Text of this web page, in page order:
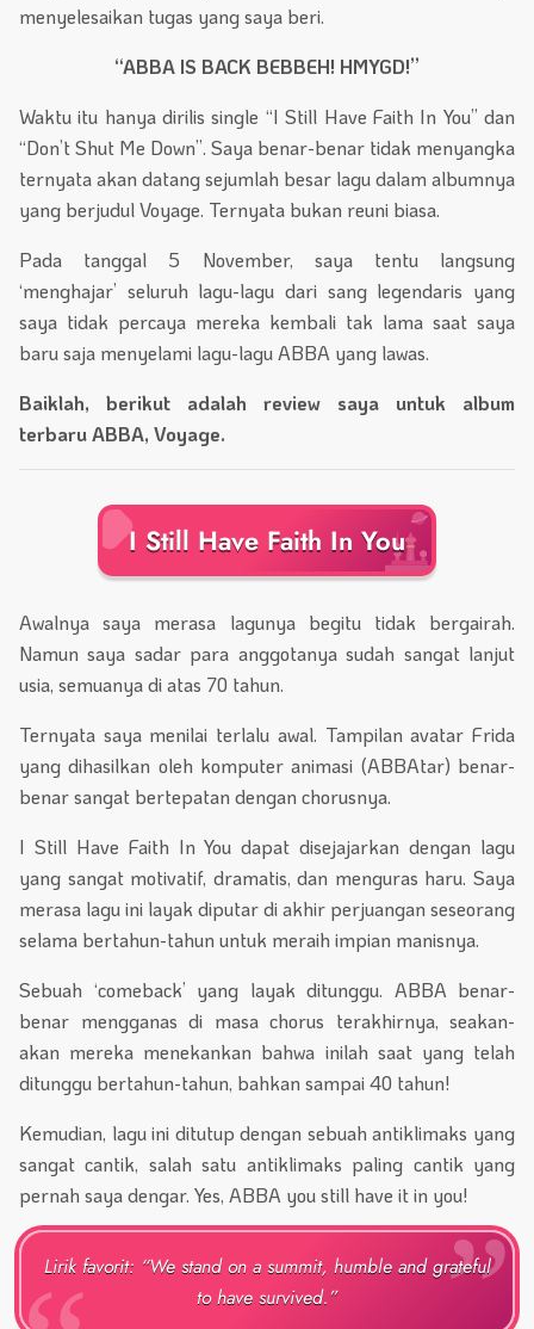
menyelesaikan tugas yang saya beri.
“ABBA IS BACK BEBBEH! HMYGD!”
Waktu itu hanya dirilis single “I Still Have Faith In You” dan
“Don’t Shut Me Down”. Saya benar-benar tidak menyangka
ternyata akan datang sejumlah besar lagu dalam albumnya
yang berjudul Voyage. Ternyata bukan reuni biasa.
Pada tanggal 5 November, saya tentu langsung
‘menghajar’ seluruh lagu-lagu dari sang legendaris yang
saya tidak percaya mereka kembali tak lama saat saya
baru saja menyelami lagu-lagu ABBA yang lawas.
Baiklah, berikut adalah review saya untuk album
terbaru ABBA, Voyage.
I Still Have Faith In You
Awalnya saya merasa lagunya begitu tidak bergairah.
Namun saya sadar para anggotanya sudah sangat lanjut
usia, semuanya di atas 70 tahun.
Ternyata saya menilai terlalu awal. Tampilan avatar Frida
yang dihasilkan oleh komputer animasi (ABBAtar) benar-
benar sangat bertepatan dengan chorusnya.
I Still Have Faith In You dapat disejajarkan dengan lagu
yang sangat motivatif, dramatis, dan menguras haru. Saya
merasa lagu ini layak diputar di akhir perjuangan seseorang
selama bertahun-tahun untuk meraih impian manisnya.
Sebuah ‘comeback’ yang layak ditunggu. ABBA benar-
benar mengganas di masa chorus terakhirnya, seakan-
akan mereka menekankan bahwa inilah saat yang telah
ditunggu bertahun-tahun, bahkan sampai 40 tahun!
Kemudian, lagu ini ditutup dengan sebuah antiklimaks yang
sangat cantik, salah satu antiklimaks paling cantik yang
pernah saya dengar. Yes, ABBA you still have it in you!
Lirik favorit: “We stand on a summit, humble and grateful
to have survived.”